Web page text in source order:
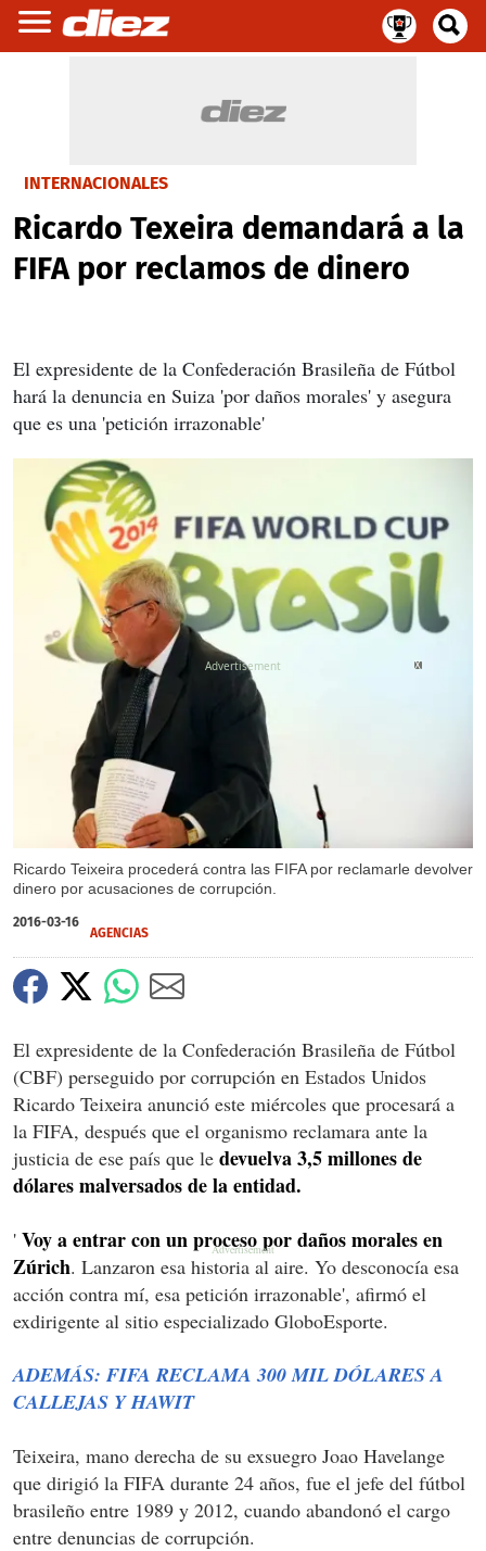
INTERNACIONALES
Ricardo Texeira demandará a la
FIFA por reclamos de dinero
El expresidente de la Confederación Brasileña de Fútbol
hará la denuncia en Suiza 'por daños morales' y asegura
que es una 'petición irrazonable'
Ricardo Teixeira procederá contra las FIFA por reclamarle devolver
dinero por acusaciones de corrupción.
X
X
2016-03-16
AGENCIAS
El expresidente de la Confederación Brasileña de Fútbol
(CBF) perseguido por corrupción en Estados Unidos
Ricardo Teixeira anunció este miércoles que procesará a
la FIFA, después que el organismo reclamara ante la
justicia de ese país que le devuelva 3,5 millones de
dólares malversados de la entidad.
' Voy a entrar con un proceso por daños morales en
Zúrich. Lanzaron esa historia al aire. Yo desconocía esa
acción contra mí, esa petición irrazonable', afirmó el
exdirigente al sitio especializado GloboEsporte.
ADEMÁS: FIFA RECLAMA 300 MIL DÓLARES A
CALLEJAS Y HAWIT
Teixeira, mano derecha de su exsuegro Joao Havelange
que dirigió la FIFA durante 24 años, fue el jefe del fútbol
brasileño entre 1989 y 2012, cuando abandonó el cargo
entre denuncias de corrupción.